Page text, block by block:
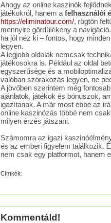
Ahogy az online kaszinók
játékokról, hanem a felhasználói
https://eliminatour.com/, rögtön
mennyire gördülékeny a
ha jól néz ki – fontos, hogy
legyen.
A legjobb oldalak nemcsak
játékosokra is. Például az oldal
egyszerűsége és a
valóban szórakozás legyen, ne
A jövőben szerintem még
ajánlatok, játékok és bónuszok,
igazítanak. A már most ebbe az
online kaszinózás többé nem
milyen érzés játszani.
Számomra az igazi
és az emberi figyelem találkozik.
nem csak egy platformot, hanem
Címkék:
Kommentáld!